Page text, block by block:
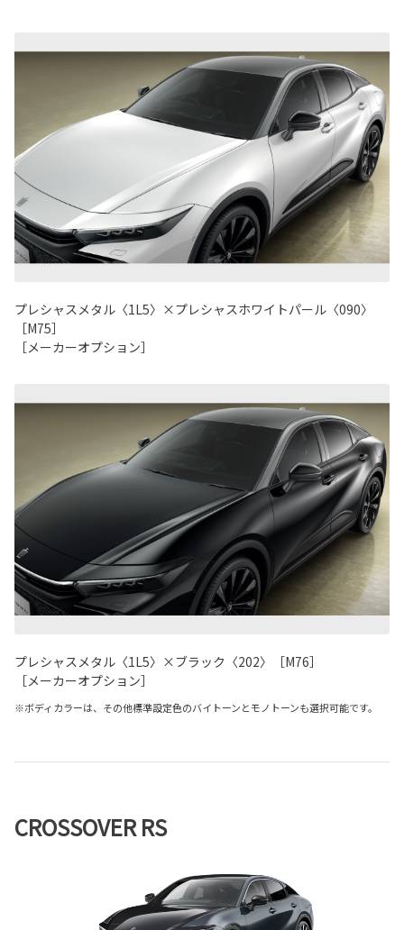
プレシャスメタル〈1L5〉×プレシャスホワイトパール〈090〉
［M75］
［メーカーオプション］
プレシャスメタル〈1L5〉×ブラック〈202〉［M76］
［メーカーオプション］
※ボディカラーは、その他標準設定色のバイトーンとモノトーンも選択可能です。
CROSSOVER RS